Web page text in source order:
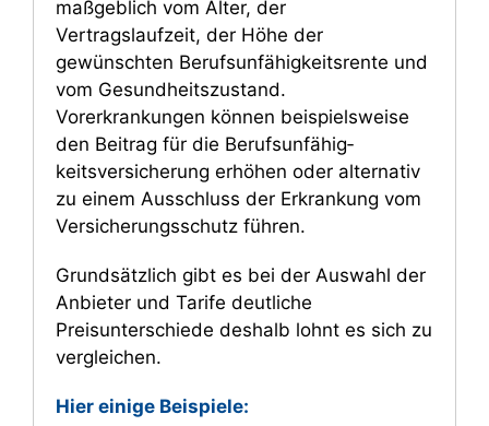
Prozentsatz, wodurch sich auch die BU-
Rente erhöht.
Berufsunfähigkeit mindestens ein halbes
Jahr dauert.
Das ist deshalb wichtig, weil die
Berufsunfähigkeit oftmals mit einer
Verzögerung festgestellt wird.
maßgeblich vom Alter, der
Vertragslaufzeit, der Höhe der
gewünschten Berufs­unfähig­keitsrente und
vom Gesundheitszustand.
Vorerkrankungen können beispielsweise
den Beitrag für die Berufs­unfähig­
keitsversicherung erhöhen oder alternativ
zu einem Ausschluss der Erkrankung vom
Versicherungsschutz führen.
Grundsätzlich gibt es bei der Auswahl der
Anbieter und Tarife deutliche
Preisunterschiede deshalb lohnt es sich zu
ver­gleichen.
Hier einige Beispiele: